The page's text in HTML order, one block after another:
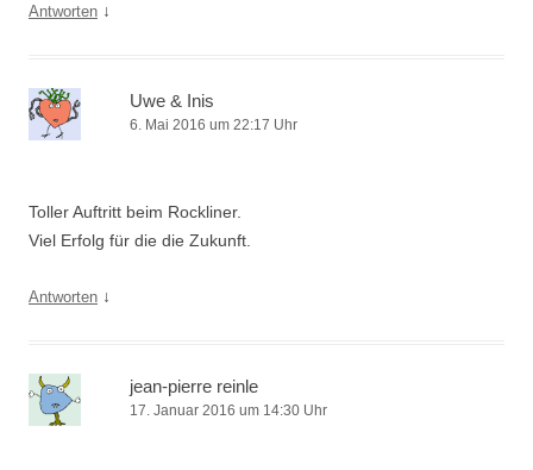
Antworten ↓
Uwe & Inis
6. Mai 2016 um 22:17 Uhr
Toller Auftritt beim Rockliner.
Viel Erfolg für die die Zukunft.
Antworten ↓
jean-pierre reinle
17. Januar 2016 um 14:30 Uhr